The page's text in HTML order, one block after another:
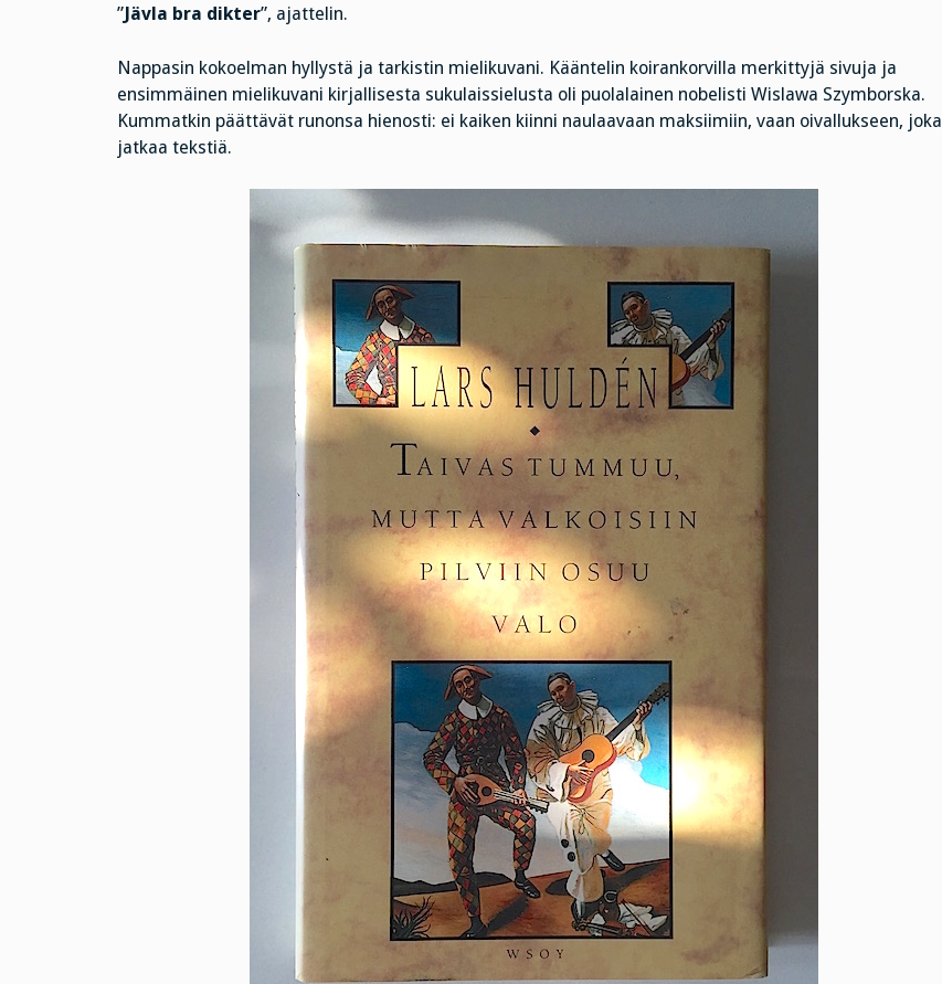
”Jävla bra dikter”, ajattelin.
Nappasin kokoelman hyllystä ja tarkistin mielikuvani. Kääntelin koirankorvilla merkittyjä sivuja ja
ensimmäinen mielikuvani kirjallisesta sukulaissielusta oli puolalainen nobelisti Wislawa Szymborska.
Kummatkin päättävät runonsa hienosti: ei kaiken kiinni naulaavaan maksiimiin, vaan oivallukseen, joka
jatkaa tekstiä.